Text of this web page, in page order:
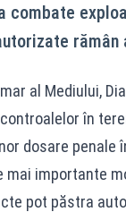
combate
al Mediului,
în
dosare
mai importante
pot păstra